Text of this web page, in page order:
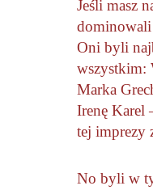
Jeśli masz
dominowali
Oni byli
wszystkim:
Marka
Irenę Karel
tej imprezy
No byli w